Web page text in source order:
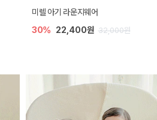
미렐 아기 라운지웨어
30% 22,400원 32,000원